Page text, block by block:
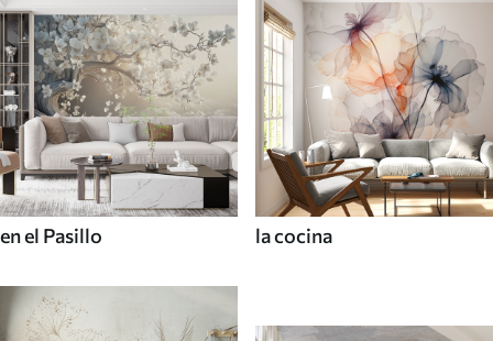
en el Pasillo la cocina